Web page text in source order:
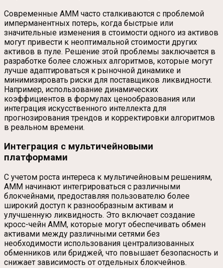
Современные AMM часто сталкиваются с проблемой
имперманентных потерь, когда быстрые или
значительные изменения в стоимости одного из активов
могут привести к неоптимальной стоимости других
активов в пуле. Решение этой проблемы заключается в
разработке более сложных алгоритмов, которые могут
лучше адаптироваться к рыночной динамике и
минимизировать риски для поставщиков ликвидности.
Например, использование динамических
коэффициентов в формулах ценообразования или
интеграция искусственного интеллекта для
прогнозирования трендов и корректировки алгоритмов
в реальном времени.
Интеграция с мультичейновыми
платформами
С учетом роста интереса к мультичейновым решениям,
AMM начинают интегрироваться с различными
блокчейнами, предоставляя пользователю более
широкий доступ к разнообразным активам и
улучшенную ликвидность. Это включает создание
кросс-чейн AMM, которые могут обеспечивать обмен
активами между различными сетями без
необходимости использования централизованных
обменников или бриджей, что повышает безопасность и
снижает зависимость от отдельных блокчейнов.